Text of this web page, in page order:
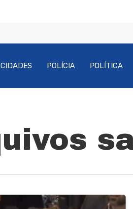
CIDADES POLÍCIA POLÍTICA